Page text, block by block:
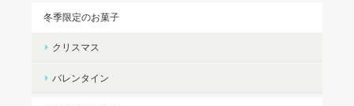
冬季限定のお菓子
クリスマス
バレンタイン